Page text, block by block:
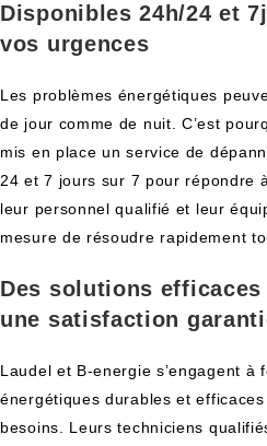
Disponibles 24h/24 et
vos urgences
Les problèmes énergétiques
de jour comme de nuit. C’est
mis en place un service de
24 et 7 jours sur 7 pour répondre
leur personnel qualifié et leur
mesure de résoudre rapidement
Des solutions
une satisfaction
Laudel et B-energie s’engagent à
énergétiques durables et
besoins. Leurs techniciens